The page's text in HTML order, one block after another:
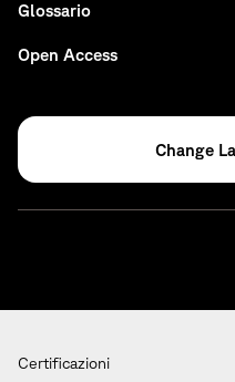
Glossario
Open Access
Certificazioni